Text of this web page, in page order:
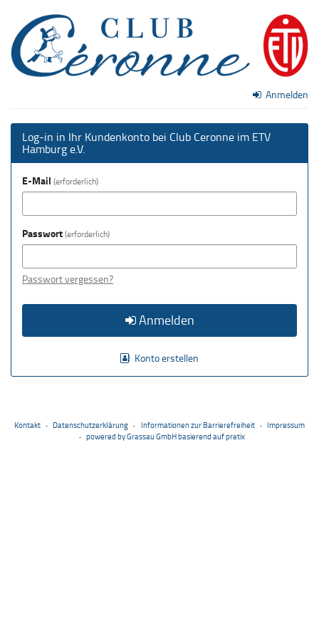
Haupt-
Inhalt
springen
Club
Ceronne
im
ETV
Hamburg
e.V.
Anmelden
Log-in in Ihr Kundenkonto bei Club Ceronne im ETV
Hamburg e.V.
E-Mail erforderlich
Passwort erforderlich
Passwort vergessen?
Anmelden
Konto erstellen
Kontakt Datenschutzerklärung Informationen zur Barrierefreiheit
Impressum
powered by Grassau GmbHbasierend auf pretix